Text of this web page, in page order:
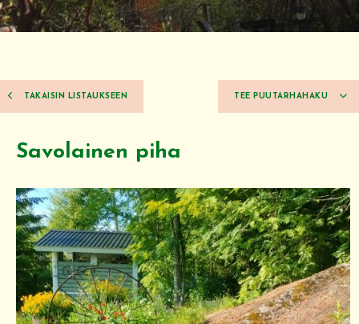
TAKAISIN LISTAUKSEEN TEE PUUTARHAHAKU
Savolainen piha